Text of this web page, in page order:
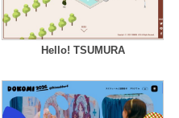
Hello! TSUMURA